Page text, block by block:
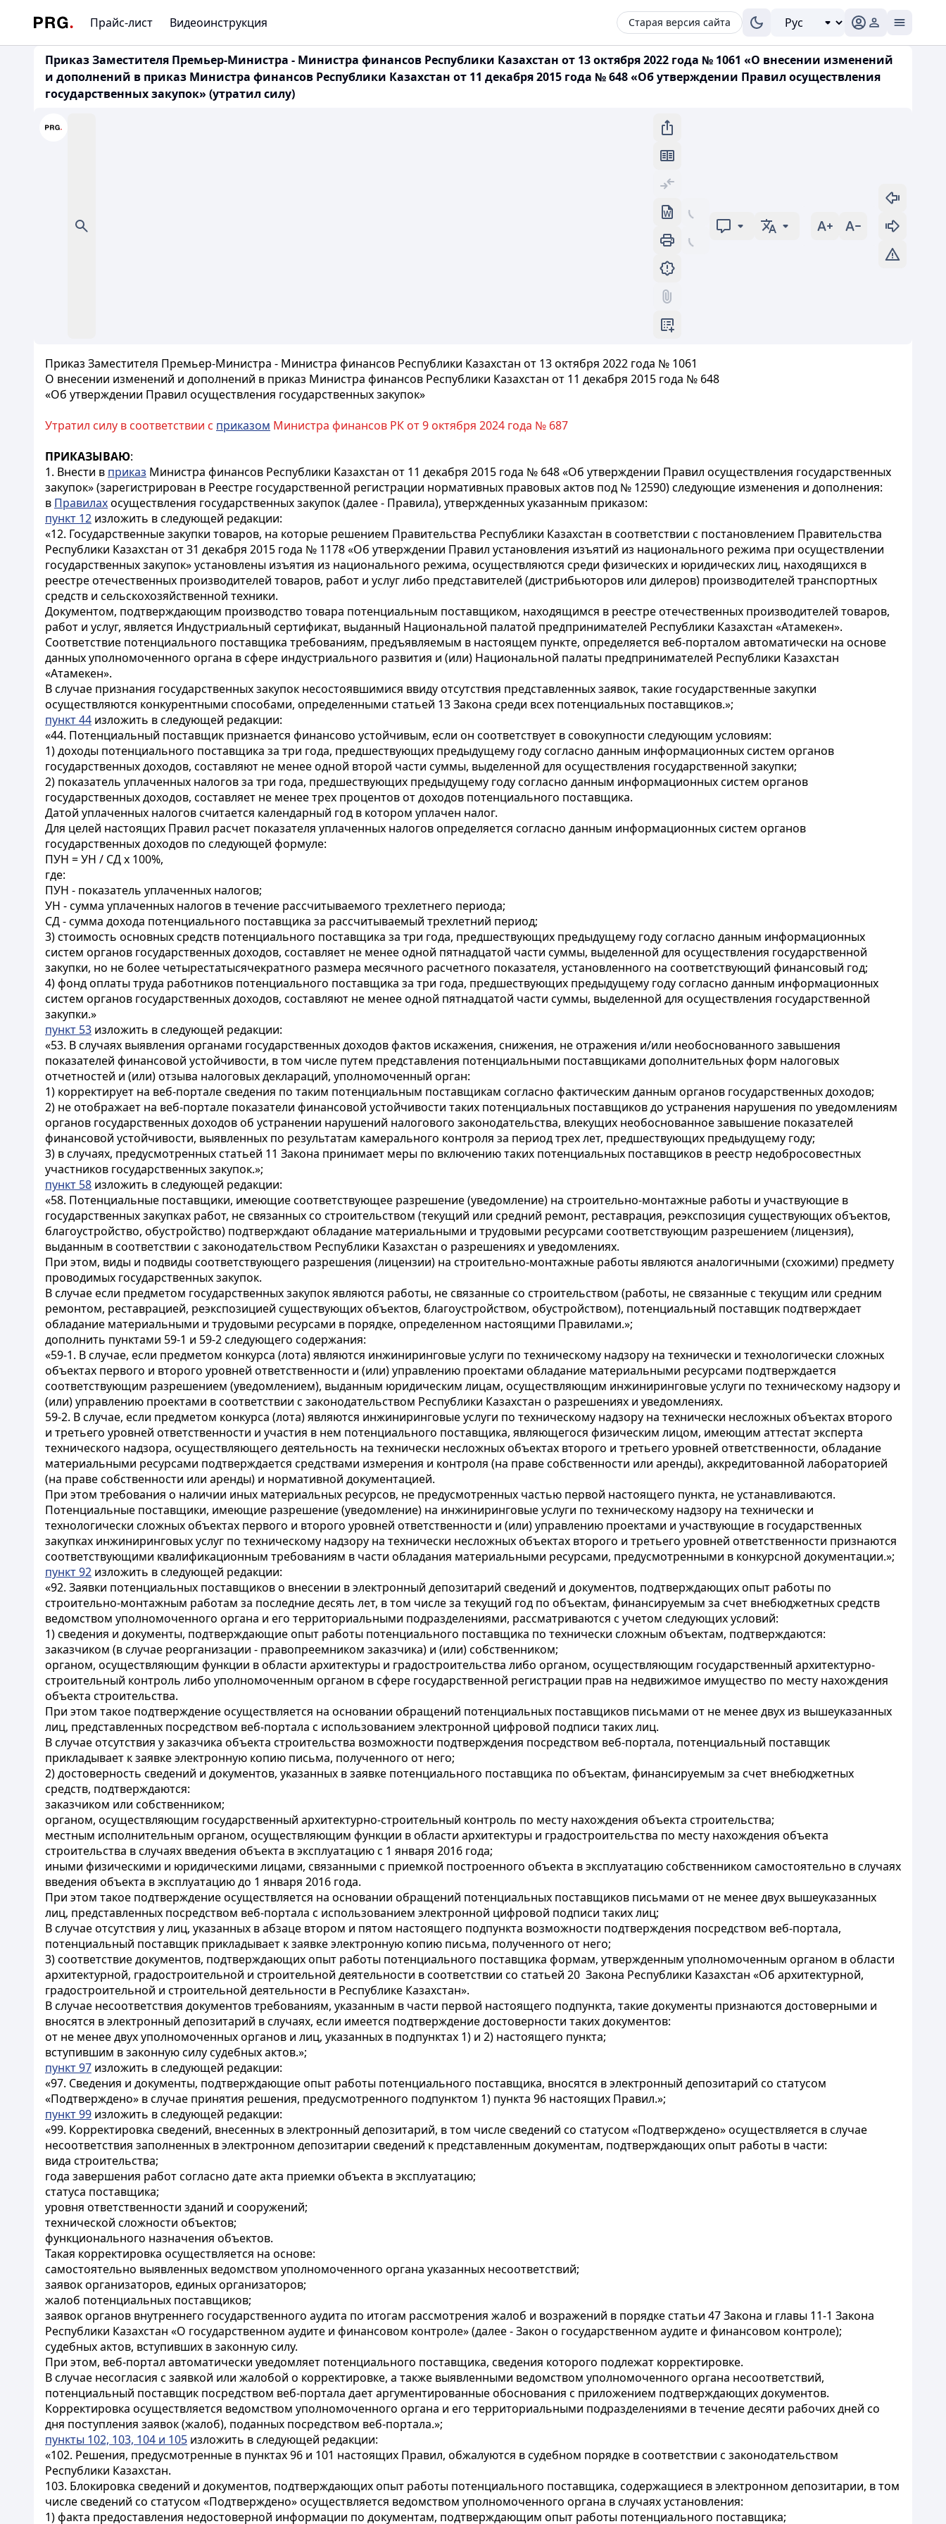
Прайс-лист Видеоинструкция Старая версия сайта
Приказ Заместителя Премьер-Министра - Министра финансов Республики Казахстан от 13 октября 2022 года № 1061 «О внесении изменений
и дополнений в приказ Министра финансов Республики Казахстан от 11 декабря 2015 года № 648 «Об утверждении Правил осуществления
государственных закупок» (утратил силу)
Приказ Заместителя Премьер-Министра - Министра финансов Республики Казахстан от 13 октября 2022 года № 1061
О внесении изменений и дополнений в приказ Министра финансов Республики Казахстан от 11 декабря 2015 года № 648
«Об утверждении Правил осуществления государственных закупок»
Утратил силу в соответствии с приказом Министра финансов РК от 9 октября 2024 года № 687
ПРИКАЗЫВАЮ:
1. Внести в приказ Министра финансов Республики Казахстан от 11 декабря 2015 года № 648 «Об утверждении Правил осуществления государственных
закупок» (зарегистрирован в Реестре государственной регистрации нормативных правовых актов под № 12590) следующие изменения и дополнения:
в Правилахосуществления государственных закупок (далее - Правила), утвержденных указанным приказом:
пункт 12 изложить в следующей редакции:
«12. Государственные закупки товаров, на которые решением Правительства Республики Казахстан в соответствии с постановлением Правительства
Республики Казахстан от 31 декабря 2015 года № 1178 «Об утверждении Правил установления изъятий из национального режима при осуществлении
государственных закупок» установлены изъятия из национального режима, осуществляются среди физических и юридических лиц, находящихся в
реестре отечественных производителей товаров, работ и услуг либо представителей (дистрибьюторов или дилеров) производителей транспортных
средств и сельскохозяйственной техники.
Документом, подтверждающим производство товара потенциальным поставщиком, находящимся в реестре отечественных производителей товаров,
работ и услуг, является Индустриальный сертификат, выданный Национальной палатой предпринимателей Республики Казахстан «Атамекен».
Соответствие потенциального поставщика требованиям, предъявляемым в настоящем пункте, определяется веб-порталом автоматически на основе
данных уполномоченного органа в сфере индустриального развития и (или) Национальной палаты предпринимателей Республики Казахстан
«Атамекен».
В случае признания государственных закупок несостоявшимися ввиду отсутствия представленных заявок, такие государственные закупки
осуществляются конкурентными способами, определенными статьей 13 Закона среди всех потенциальных поставщиков.»;
пункт 44 изложить в следующей редакции:
«44. Потенциальный поставщик признается финансово устойчивым, если он соответствует в совокупности следующим условиям:
1) доходы потенциального поставщика за три года, предшествующих предыдущему году согласно данным информационных систем органов
государственных доходов, составляют не менее одной второй части суммы, выделенной для осуществления государственной закупки;
2) показатель уплаченных налогов за три года, предшествующих предыдущему году согласно данным информационных систем органов
государственных доходов, составляет не менее трех процентов от доходов потенциального поставщика.
Датой уплаченных налогов считается календарный год в котором уплачен налог.
Для целей настоящих Правил расчет показателя уплаченных налогов определяется согласно данным информационных систем органов
государственных доходов по следующей формуле:
ПУН = УН / СД х 100%,
где:
ПУН - показатель уплаченных налогов;
УН - сумма уплаченных налогов в течение рассчитываемого трехлетнего периода;
СД - сумма дохода потенциального поставщика за рассчитываемый трехлетний период;
3) стоимость основных средств потенциального поставщика за три года, предшествующих предыдущему году согласно данным информационных
систем органов государственных доходов, составляет не менее одной пятнадцатой части суммы, выделенной для осуществления государственной
закупки, но не более четырестатысячекратного размера месячного расчетного показателя, установленного на соответствующий финансовый год;
4) фонд оплаты труда работников потенциального поставщика за три года, предшествующих предыдущему году согласно данным информационных
систем органов государственных доходов, составляют не менее одной пятнадцатой части суммы, выделенной для осуществления государственной
закупки.»
пункт 53 изложить в следующей редакции:
«53. В случаях выявления органами государственных доходов фактов искажения, снижения, не отражения и/или необоснованного завышения
показателей финансовой устойчивости, в том числе путем представления потенциальными поставщиками дополнительных форм налоговых
отчетностей и (или) отзыва налоговых деклараций, уполномоченный орган:
1) корректирует на веб-портале сведения по таким потенциальным поставщикам согласно фактическим данным органов государственных доходов;
2) не отображает на веб-портале показатели финансовой устойчивости таких потенциальных поставщиков до устранения нарушения по уведомлениям
органов государственных доходов об устранении нарушений налогового законодательства, влекущих необоснованное завышение показателей
финансовой устойчивости, выявленных по результатам камерального контроля за период трех лет, предшествующих предыдущему году;
3) в случаях, предусмотренных статьей 11 Закона принимает меры по включению таких потенциальных поставщиков в реестр недобросовестных
участников государственных закупок.»;
пункт 58 изложить в следующей редакции:
«58. Потенциальные поставщики, имеющие соответствующее разрешение (уведомление) на строительно-монтажные работы и участвующие в
государственных закупках работ, не связанных со строительством (текущий или средний ремонт, реставрация, реэкспозиция существующих объектов,
благоустройство, обустройство) подтверждают обладание материальными и трудовыми ресурсами соответствующим разрешением (лицензия),
выданным в соответствии с законодательством Республики Казахстан о разрешениях и уведомлениях.
При этом, виды и подвиды соответствующего разрешения (лицензии) на строительно-монтажные работы являются аналогичными (схожими) предмету
проводимых государственных закупок.
В случае если предметом государственных закупок являются работы, не связанные со строительством (работы, не связанные с текущим или средним
ремонтом, реставрацией, реэкспозицией существующих объектов, благоустройством, обустройством), потенциальный поставщик подтверждает
обладание материальными и трудовыми ресурсами в порядке, определенном настоящими Правилами.»;
дополнить пунктами 59-1 и 59-2 следующего содержания:
«59-1. В случае, если предметом конкурса (лота) являются инжиниринговые услуги по техническому надзору на технически и технологически сложных
объектах первого и второго уровней ответственности и (или) управлению проектами обладание материальными ресурсами подтверждается
соответствующим разрешением (уведомлением), выданным юридическим лицам, осуществляющим инжиниринговые услуги по техническому надзору и
(или) управлению проектами в соответствии с законодательством Республики Казахстан о разрешениях и уведомлениях.
59-2. В случае, если предметом конкурса (лота) являются инжиниринговые услуги по техническому надзору на технически несложных объектах второго
и третьего уровней ответственности и участия в нем потенциального поставщика, являющегося физическим лицом, имеющим аттестат эксперта
технического надзора, осуществляющего деятельность на технически несложных объектах второго и третьего уровней ответственности, обладание
материальными ресурсами подтверждается средствами измерения и контроля (на праве собственности или аренды), аккредитованной лабораторией
(на праве собственности или аренды) и нормативной документацией.
При этом требования о наличии иных материальных ресурсов, не предусмотренных частью первой настоящего пункта, не устанавливаются.
Потенциальные поставщики, имеющие разрешение (уведомление) на инжиниринговые услуги по техническому надзору на технически и
технологически сложных объектах первого и второго уровней ответственности и (или) управлению проектами и участвующие в государственных
закупках инжиниринговых услуг по техническому надзору на технически несложных объектах второго и третьего уровней ответственности признаются
соответствующими квалификационным требованиям в части обладания материальными ресурсами, предусмотренными в конкурсной документации.»;
пункт 92 изложить в следующей редакции:
«92. Заявки потенциальных поставщиков о внесении в электронный депозитарий сведений и документов, подтверждающих опыт работы по
строительно-монтажным работам за последние десять лет, в том числе за текущий год по объектам, финансируемым за счет внебюджетных средств
ведомством уполномоченного органа и его территориальными подразделениями, рассматриваются с учетом следующих условий:
1) сведения и документы, подтверждающие опыт работы потенциального поставщика по технически сложным объектам, подтверждаются:
заказчиком (в случае реорганизации - правопреемником заказчика) и (или) собственником;
органом, осуществляющим функции в области архитектуры и градостроительства либо органом, осуществляющим государственный архитектурно-
строительный контроль либо уполномоченным органом в сфере государственной регистрации прав на недвижимое имущество по месту нахождения
объекта строительства.
При этом такое подтверждение осуществляется на основании обращений потенциальных поставщиков письмами от не менее двух из вышеуказанных
лиц, представленных посредством веб-портала с использованием электронной цифровой подписи таких лиц.
В случае отсутствия у заказчика объекта строительства возможности подтверждения посредством веб-портала, потенциальный поставщик
прикладывает к заявке электронную копию письма, полученного от него;
2) достоверность сведений и документов, указанных в заявке потенциального поставщика по объектам, финансируемым за счет внебюджетных
средств, подтверждаются:
заказчиком или собственником;
органом, осуществляющим государственный архитектурно-строительный контроль по месту нахождения объекта строительства;
местным исполнительным органом, осуществляющим функции в области архитектуры и градостроительства по месту нахождения объекта
строительства в случаях введения объекта в эксплуатацию с 1 января 2016 года;
иными физическими и юридическими лицами, связанными с приемкой построенного объекта в эксплуатацию собственником самостоятельно в случаях
введения объекта в эксплуатацию до 1 января 2016 года.
При этом такое подтверждение осуществляется на основании обращений потенциальных поставщиков письмами от не менее двух вышеуказанных
лиц, представленных посредством веб-портала с использованием электронной цифровой подписи таких лиц;
В случае отсутствия у лиц, указанных в абзаце втором и пятом настоящего подпункта возможности подтверждения посредством веб-портала,
потенциальный поставщик прикладывает к заявке электронную копию письма, полученного от него;
3) соответствие документов, подтверждающих опыт работы потенциального поставщика формам, утвержденным уполномоченным органом в области
архитектурной, градостроительной и строительной деятельности в соответствии со статьей 20 Закона Республики Казахстан «Об архитектурной,
градостроительной и строительной деятельности в Республике Казахстан».
В случае несоответствия документов требованиям, указанным в части первой настоящего подпункта, такие документы признаются достоверными и
вносятся в электронный депозитарий в случаях, если имеется подтверждение достоверности таких документов:
от не менее двух уполномоченных органов и лиц, указанных в подпунктах 1) и 2) настоящего пункта;
вступившим в законную силу судебных актов.»;
пункт 97 изложить в следующей редакции:
«97. Сведения и документы, подтверждающие опыт работы потенциального поставщика, вносятся в электронный депозитарий со статусом
«Подтверждено» в случае принятия решения, предусмотренного подпунктом 1) пункта 96 настоящих Правил.»;
пункт 99 изложить в следующей редакции:
«99. Корректировка сведений, внесенных в электронный депозитарий, в том числе сведений со статусом «Подтверждено» осуществляется в случае
несоответствия заполненных в электронном депозитарии сведений к представленным документам, подтверждающих опыт работы в части:
вида строительства;
года завершения работ согласно дате акта приемки объекта в эксплуатацию;
статуса поставщика;
уровня ответственности зданий и сооружений;
технической сложности объектов;
функционального назначения объектов.
Такая корректировка осуществляется на основе:
самостоятельно выявленных ведомством уполномоченного органа указанных несоответствий;
заявок организаторов, единых организаторов;
жалоб потенциальных поставщиков;
заявок органов внутреннего государственного аудита по итогам рассмотрения жалоб и возражений в порядке статьи 47 Закона и главы 11-1 Закона
Республики Казахстан «О государственном аудите и финансовом контроле» (далее - Закон о государственном аудите и финансовом контроле);
судебных актов, вступивших в законную силу.
При этом, веб-портал автоматически уведомляет потенциального поставщика, сведения которого подлежат корректировке.
В случае несогласия с заявкой или жалобой о корректировке, а также выявленными ведомством уполномоченного органа несоответствий,
потенциальный поставщик посредством веб-портала дает аргументированные обоснования с приложением подтверждающих документов.
Корректировка осуществляется ведомством уполномоченного органа и его территориальными подразделениями в течение десяти рабочих дней со
дня поступления заявок (жалоб), поданных посредством веб-портала.»;
пункты 102, 103, 104 и 105 изложить в следующей редакции:
«102. Решения, предусмотренные в пунктах 96 и 101 настоящих Правил, обжалуются в судебном порядке в соответствии с законодательством
Республики Казахстан.
103. Блокировка сведений и документов, подтверждающих опыт работы потенциального поставщика, содержащиеся в электронном депозитарии, в том
числе сведений со статусом «Подтверждено» осуществляется ведомством уполномоченного органа в случаях установления:
1) факта предоставления недостоверной информации по документам, подтверждающим опыт работы потенциального поставщика;